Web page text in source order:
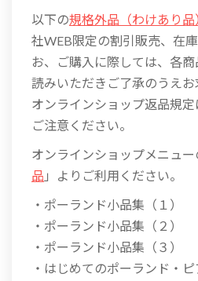
以下の規格外品（わけあり品
社WEB限定の割引販売、在
お、ご購入に際しては、各
読みいただきご了承のうえ
オンラインショップ返品規
ご注意ください。
オンラインショップメニュ
品 」よりご利用ください。
・ポーランド小品集（１）
・ポーランド小品集（２）
・ポーランド小品集（３）
・はじめてのポーランド・ピ